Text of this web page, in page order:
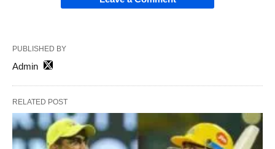
PUBLISHED BY
Admin
RELATED POST